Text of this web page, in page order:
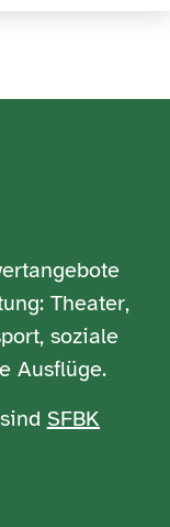
Theater,
soziale
Ausflüge.
SFBK